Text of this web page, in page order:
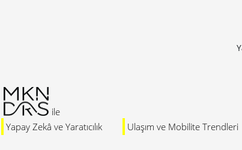
Yapay Zekâ ve Yaratıcılık Ulaşım ve Mobilite Trendleri